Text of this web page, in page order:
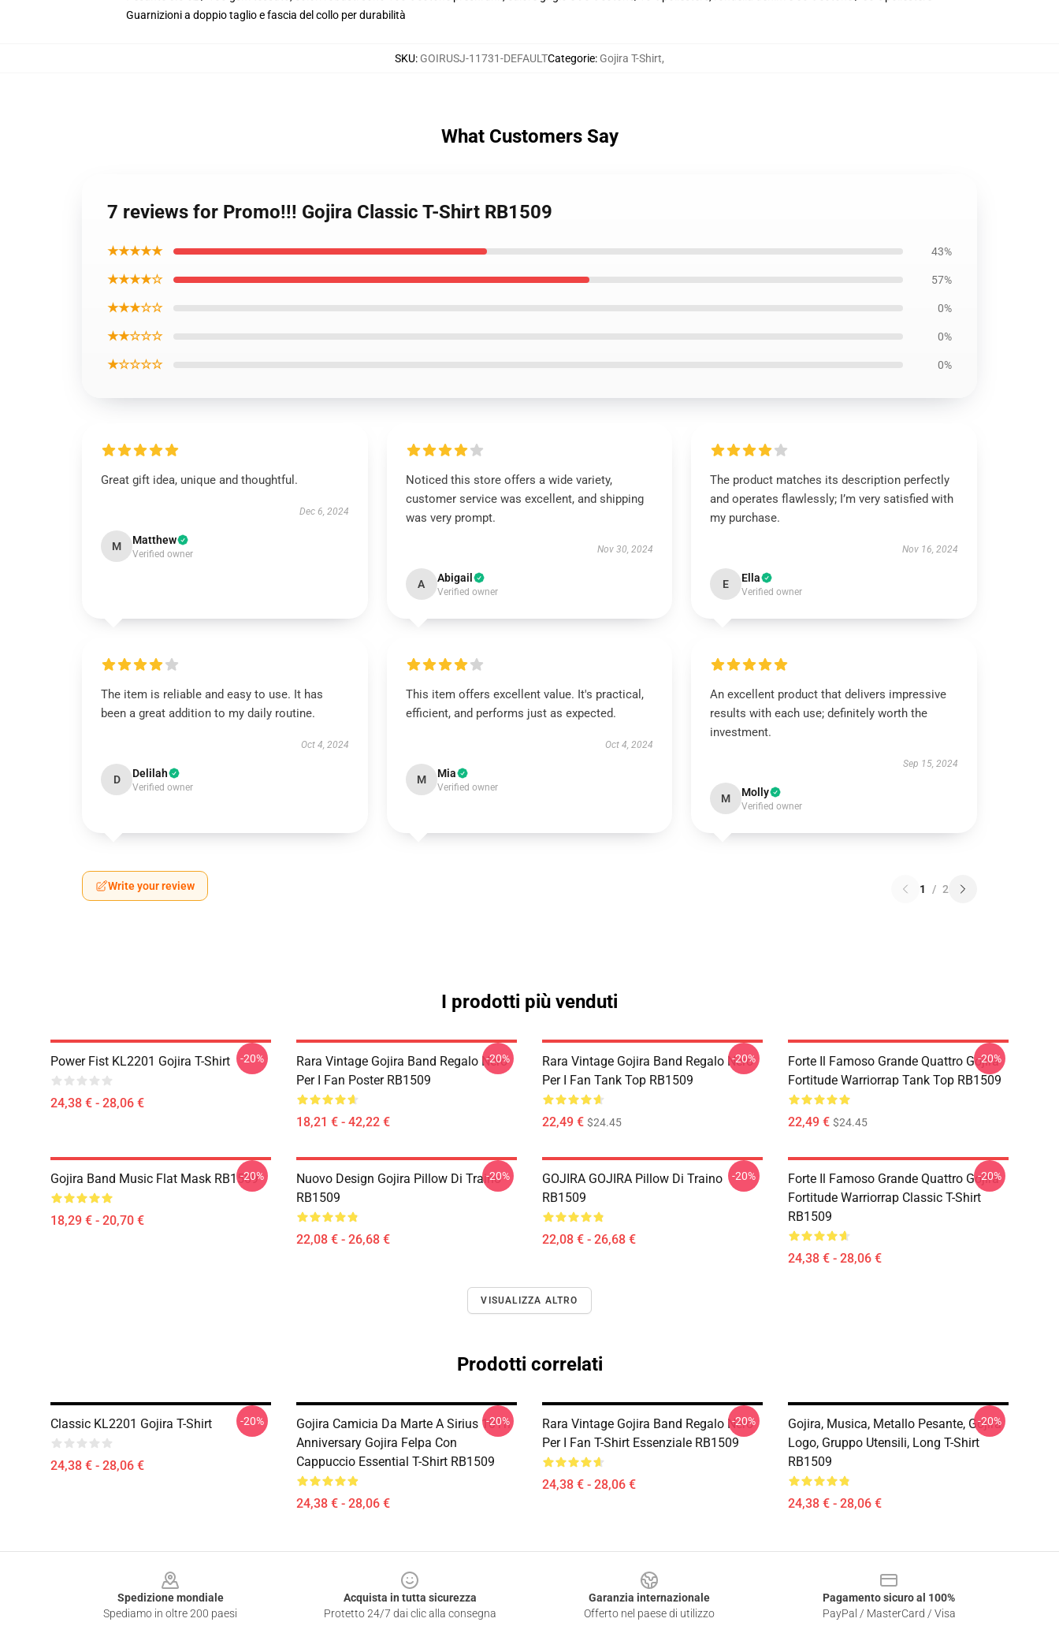
Guarnizioni a doppio taglio e fascia del collo per durabilità
SKU: GOIRUSJ-11731-DEFAULTCategorie: Gojira T-Shirt,
What Customers Say
7 reviews for Promo!!! Gojira Classic T-Shirt RB1509
★★★★★ 43%
★★★★☆ 57%
★★★☆☆ 0%
★★☆☆☆ 0%
★☆☆☆☆ 0%
Great gift idea, unique and thoughtful.
Dec 6, 2024
M Matthew
Verified owner
Noticed this store offers a wide variety,
customer service was excellent, and shipping
was very prompt.
Nov 30, 2024
A Abigail
Verified owner
The product matches its description perfectly
and operates flawlessly; I’m very satisfied with
my purchase.
Nov 16, 2024
E Ella
Verified owner
The item is reliable and easy to use. It has
been a great addition to my daily routine.
Oct 4, 2024
D Delilah
Verified owner
This item offers excellent value. It's practical,
efficient, and performs just as expected.
Oct 4, 2024
M Mia
Verified owner
An excellent product that delivers impressive
results with each use; definitely worth the
investment.
Sep 15, 2024
M Molly
Verified owner
Write your review 1 / 2
I prodotti più venduti
Power Fist KL2201 Gojira T-Shirt
24,38 € - 28,06 €
-20%
Rara Vintage Gojira Band Regalo Nero
Per I Fan Poster RB1509
18,21 € - 42,22 €
-20%
Rara Vintage Gojira Band Regalo Nero
Per I Fan Tank Top RB1509
22,49 € $24.45
-20%
Forte Il Famoso Grande Quattro Gojira
Fortitude Warriorrap Tank Top RB1509
22,49 € $24.45
-20%
Gojira Band Music Flat Mask RB1509
18,29 € - 20,70 €
-20%
Nuovo Design Gojira Pillow Di Traino
RB1509
22,08 € - 26,68 €
-20%
GOJIRA GOJIRA Pillow Di Traino
RB1509
22,08 € - 26,68 €
-20%
Forte Il Famoso Grande Quattro Gojira
Fortitude Warriorrap Classic T-Shirt
RB1509
24,38 € - 28,06 €
-20%
VISUALIZZA ALTRO
Prodotti correlati
Classic KL2201 Gojira T-Shirt
24,38 € - 28,06 €
-20%
Gojira Camicia Da Marte A Sirius 10Th
Anniversary Gojira Felpa Con
Cappuccio Essential T-Shirt RB1509
24,38 € - 28,06 €
-20%
Rara Vintage Gojira Band Regalo Nero
Per I Fan T-Shirt Essenziale RB1509
24,38 € - 28,06 €
-20%
Gojira, Musica, Metallo Pesante, Gojira
Logo, Gruppo Utensili, Long T-Shirt
RB1509
24,38 € - 28,06 €
-20%
Spedizione mondiale
Spediamo in oltre 200 paesi
Acquista in tutta sicurezza
Protetto 24/7 dai clic alla consegna
Garanzia internazionale
Offerto nel paese di utilizzo
Pagamento sicuro al 100%
PayPal / MasterCard / Visa